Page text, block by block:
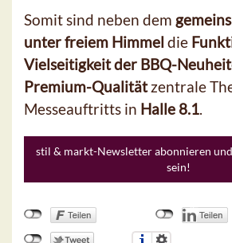
Somit sind neben dem
unter freiem Himmel die
Vielseitigkeit der BBQ-
Premium-Qualitätzentrale
Messeauftritts in Halle 8.1.
stil & markt-Newsletter abonnieren
sein!